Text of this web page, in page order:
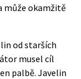
může okamžitě
od starších
musel cíl
palbě. Javelin